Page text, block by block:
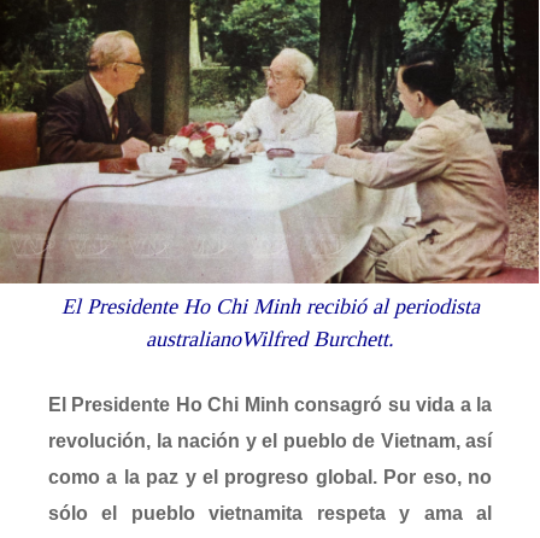
El Presidente Ho Chi Minh recibió al periodista
australianoWilfred Burchett.
El Presidente Ho Chi Minh consagró su vida a la
revolución, la nación y el pueblo de Vietnam, así
como a la paz y el progreso global. Por eso, no
sólo el pueblo vietnamita respeta y ama al